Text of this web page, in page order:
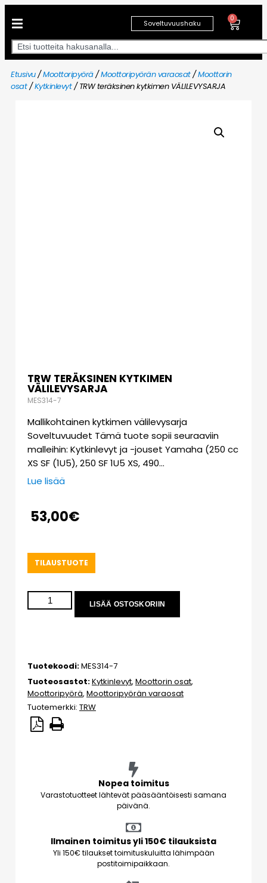
Soveltuvuushaku
0
Etusivu/Moottoripyörä/Moottoripyörän varaosat/Moottorin
osat/Kytkinlevyt/ TRW teräksinen kytkimen VÄLILEVYSARJA
TRW TERÄKSINEN KYTKIMEN
VÄLILEVYSARJA
MES314-7
Mallikohtainen kytkimen välilevysarja
Soveltuvuudet Tämä tuote sopii seuraaviin
malleihin: Kytkinlevyt ja -jouset Yamaha (250 cc
XS SF (1U5), 250 SF 1U5 XS, 490…
Lue lisää
53,00€
TILAUSTUOTE
LISÄÄ OSTOSKORIIN
Tuotekoodi:MES314-7
Tuoteosastot:Kytkinlevyt, Moottorin osat,
Moottoripyörä, Moottoripyörän varaosat
Tuotemerkki: TRW
Nopea toimitus
Varastotuotteet lähtevät pääsääntöisesti samana
päivänä.
Ilmainen toimitus yli 150€ tilauksista
Yli 150€ tilaukset toimituskuluitta lähimpään
postitoimipaikkaan.